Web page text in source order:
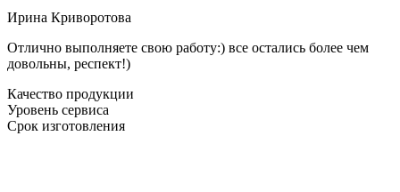
Ирина Криворотова
Отлично выполняете свою работу:) все остались более чем
довольны, респект!)
Качество продукции
Уровень сервиса
Срок изготовления